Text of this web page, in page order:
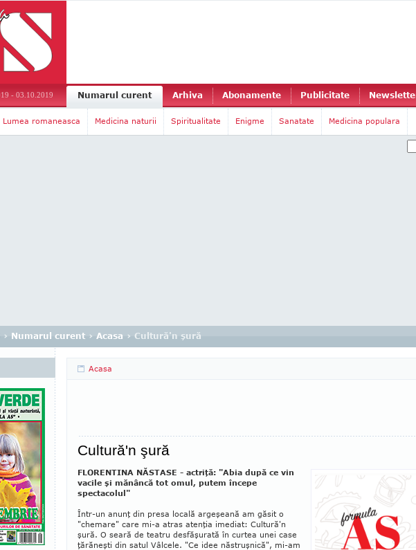
- 03.10.2019 Numarul curent Arhiva Abonamente Publicitate
Lumea romaneasca Medicina naturii Spiritualitate Enigme Sanatate Medicina populara
› Numarul curent › Acasa › Cultură'n şură
Acasa
Cultură'n şură
FLORENTINA NĂSTASE - actriţă: "Abia după ce vin
vacile şi mănâncă tot omul, putem începe
spectacolul"
Într-un anunţ din presa locală argeşeană am găsit o
"chemare" care mi-a atras aten­ţia imediat: Cultură'n
şură. O seară de teatru des­făşurată în curtea unei case
ţără­neşti din satul Vâlcele. "Ce idee năstruşnică", mi-am